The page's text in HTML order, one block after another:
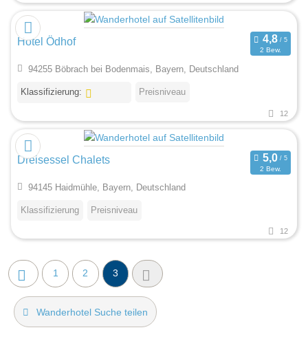
Hotel Ödhof
2 Bew.
94255 Böbrach bei Bodenmais, Bayern, Deutschland
Klassifizierung: Preisniveau
12
Dreisessel Chalets
2 Bew.
94145 Haidmühle, Bayern, Deutschland
Klassifizierung Preisniveau
12
1 2 3
Wanderhotel Suche teilen